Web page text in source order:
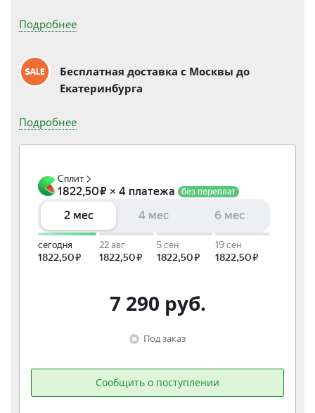
Подробнее
Бесплатная доставка c Москвы до
Екатеринбурга
Подробнее
7 290 руб.
Под заказ
Сообщить о поступлении